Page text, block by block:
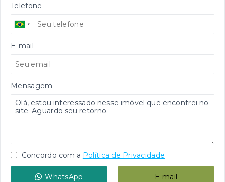
Telefone
E-mail
Mensagem
Concordo com a Política de Privacidade
WhatsApp E-mail